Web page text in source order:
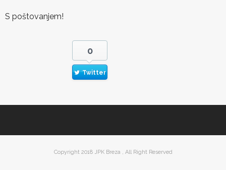
S poštovanjem!
0
Twitter
Copyright 2018 JPK Breza , All Right Reserved